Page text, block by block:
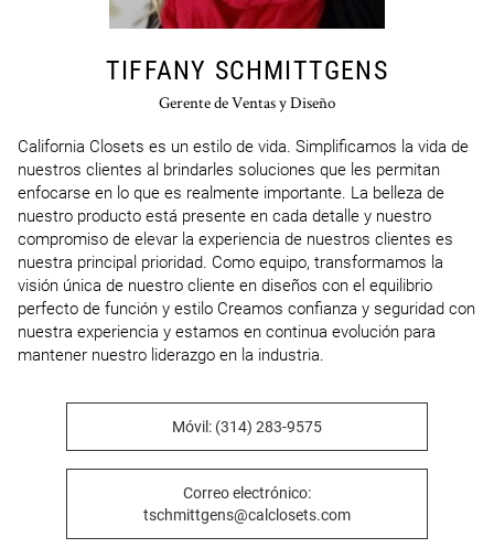
TIFFANY SCHMITTGENS
Gerente de Ventas y Diseño
California Closets es un estilo de vida. Simplificamos la vida de
nuestros clientes al brindarles soluciones que les permitan
enfocarse en lo que es realmente importante. La belleza de
nuestro producto está presente en cada detalle y nuestro
compromiso de elevar la experiencia de nuestros clientes es
nuestra principal prioridad. Como equipo, transformamos la
visión única de nuestro cliente en diseños con el equilibrio
perfecto de función y estilo Creamos confianza y seguridad con
nuestra experiencia y estamos en continua evolución para
mantener nuestro liderazgo en la industria.
Móvil: (314) 283-9575
Correo electrónico:
tschmittgens@calclosets.com